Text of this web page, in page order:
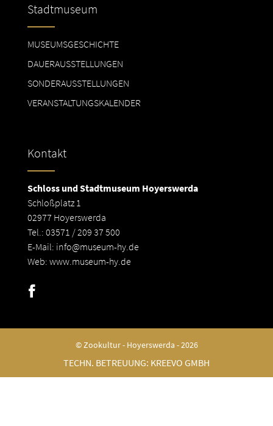
Stadtmuseum
MUSEUMSGESCHICHTE
DAUERAUSSTELLUNGEN
SONDERAUSSTELLUNGEN
VERANSTALTUNGSKALENDER
Kontakt
Schloss und Stadtmuseum Hoyerswerda
Schloßplatz 1
02977 Hoyerswerda
Tel.: 03571 / 209 37 500
E-Mail: info@museum-hy.de
Web: www.museum-hy.de
© Zookultur - Hoyerswerda - 2026
TECHN. BETREUUNG: KREEVO GMBH